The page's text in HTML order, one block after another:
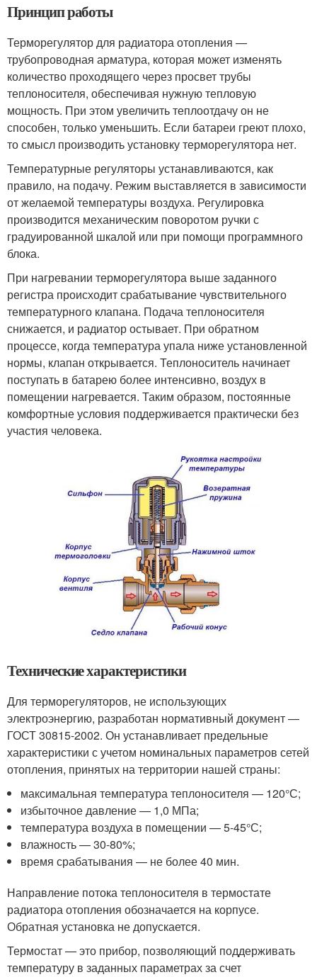
Принцип работы
Терморегулятор для радиатора отопления —
трубопроводная арматура, которая может изменять
количество проходящего через просвет трубы
теплоносителя, обеспечивая нужную тепловую
мощность. При этом увеличить теплоотдачу он не
способен, только уменьшить. Если батареи греют плохо,
то смысл производить установку терморегулятора нет.
Температурные регуляторы устанавливаются, как
правило, на подачу. Режим выставляется в зависимости
от желаемой температуры воздуха. Регулировка
производится механическим поворотом ручки с
градуированной шкалой или при помощи программного
блока.
При нагревании терморегулятора выше заданного
регистра происходит срабатывание чувствительного
температурного клапана. Подача теплоносителя
снижается, и радиатор остывает. При обратном
процессе, когда температура упала ниже установленной
нормы, клапан открывается. Теплоноситель начинает
поступать в батарею более интенсивно, воздух в
помещении нагревается. Таким образом, постоянные
комфортные условия поддерживается практически без
участия человека.
Технические характеристики
Для терморегуляторов, не использующих
электроэнергию, разработан нормативный документ —
ГОСТ 30815-2002. Он устанавливает предельные
характеристики с учетом номинальных параметров сетей
отопления, принятых на территории нашей страны:
максимальная температура теплоносителя — 120°С;
избыточное давление — 1,0 МПа;
температура воздуха в помещении — 5-45°С;
влажность — 30-80%;
время срабатывания — не более 40 мин.
Направление потока теплоносителя в термостате
радиатора отопления обозначается на корпусе.
Обратная установка не допускается.
Термостат — это прибор, позволяющий поддерживать
температуру в заданных параметрах за счет